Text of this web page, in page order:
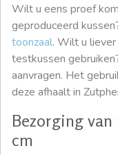
Wilt u eens proef
geproduceerd
toonzaal. Wilt u
testkussen
aanvragen. Het
deze afhaalt in
Bezorging van
cm